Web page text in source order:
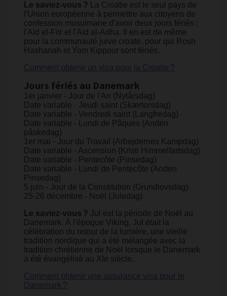
Le saviez-vous ? ​​La Croatie est le seul pays de
l'Union européenne à permettre aux citoyens de
confession musulmane d'avoir deux jours fériés ;
l'Aïd el-Fitr et l'Aïd al-Adha. Il en est de même
pour la communauté juive croate, pour qui Rosh
Hashanah et Yom Kippour sont fériés.
Comment obtenir un visa pour la Croatie ?
Jours fériés au Danemark
1er janvier - Jour de l'An (Nytårsdag)
Date variable - Jeudi saint (Skærtorsdag)
Date variable - Vendredi saint (Langfredag)
Date variable - Lundi de Pâques (Anden
påskedag)
1er mai - Jour du Travail (Arbejdernes Kampdag)
Date variable - Ascension (Kristi Himmelfartsdag)
Date variable - Pentecôte (Pinsedag)
Date variable - Lundi de Pentecôte (Anden
Pinsedag)
5 juin - Jour de la Constitution (Grundlovsdag)
25-26 décembre - Noël (Juledag)
Le saviez-vous ? Jul est la période de Noël au
Danemark. À l'époque Viking, Jul était la
célébration du retour de la lumière, une vieille
tradition nordique qui a été mélangée avec la
tradition chrétienne de Noël lorsque le Danemark
a été évangélisé au XIe siècle.
Comment obtenir une assurance visa pour le
Danemark ?